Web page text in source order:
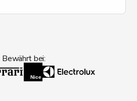
Bewährt bei: